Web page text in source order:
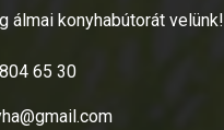
álmai konyhabútorát velünk!
65 30